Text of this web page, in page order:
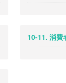
10-11. 消費